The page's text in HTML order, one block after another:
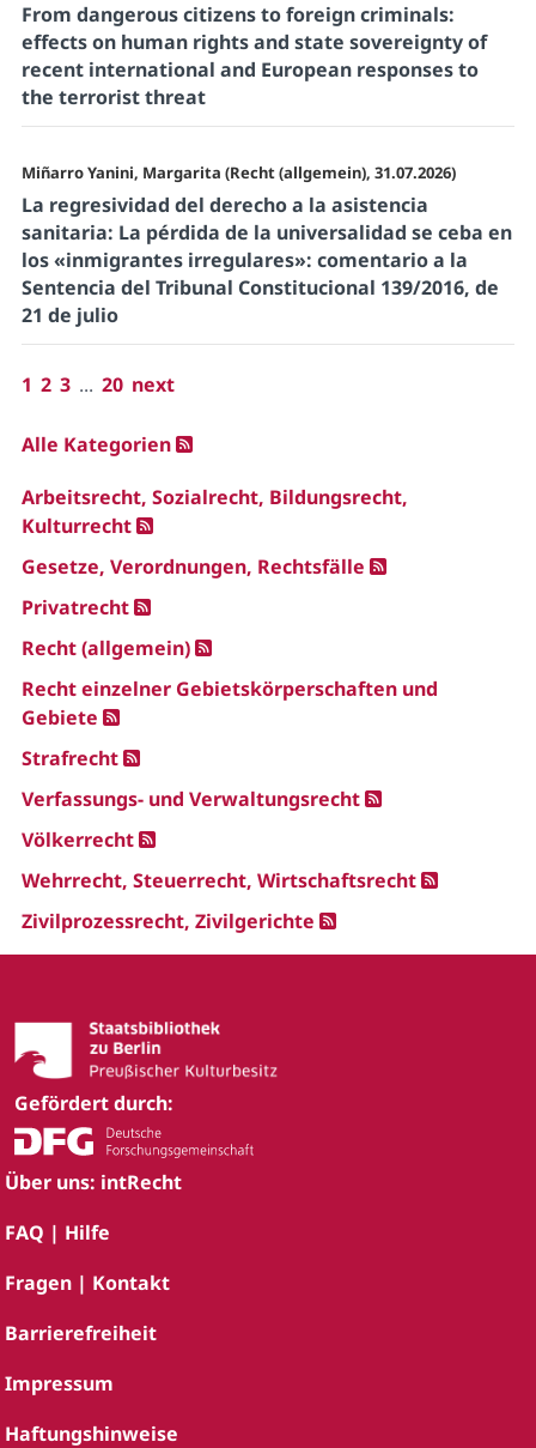
From dangerous citizens to foreign criminals:
effects on human rights and state sovereignty of
recent international and European responses to
the terrorist threat
Miñarro Yanini, Margarita (Recht (allgemein), 31.07.2026)
La regresividad del derecho a la asistencia
sanitaria: La pérdida de la universalidad se ceba en
los «inmigrantes irregulares»: comentario a la
Sentencia del Tribunal Constitucional 139/2016, de
21 de julio
1 2 3 ... 20 next
Alle Kategorien
Arbeitsrecht, Sozialrecht, Bildungsrecht,
Kulturrecht
Gesetze, Verordnungen, Rechtsfälle
Privatrecht
Recht (allgemein)
Recht einzelner Gebietskörperschaften und
Gebiete
Strafrecht
Verfassungs- und Verwaltungsrecht
Völkerrecht
Wehrrecht, Steuerrecht, Wirtschaftsrecht
Zivilprozessrecht, Zivilgerichte
Gefördert durch:
Über uns: intRecht
FAQ | Hilfe
Fragen | Kontakt
Barrierefreiheit
Impressum
Haftungshinweise